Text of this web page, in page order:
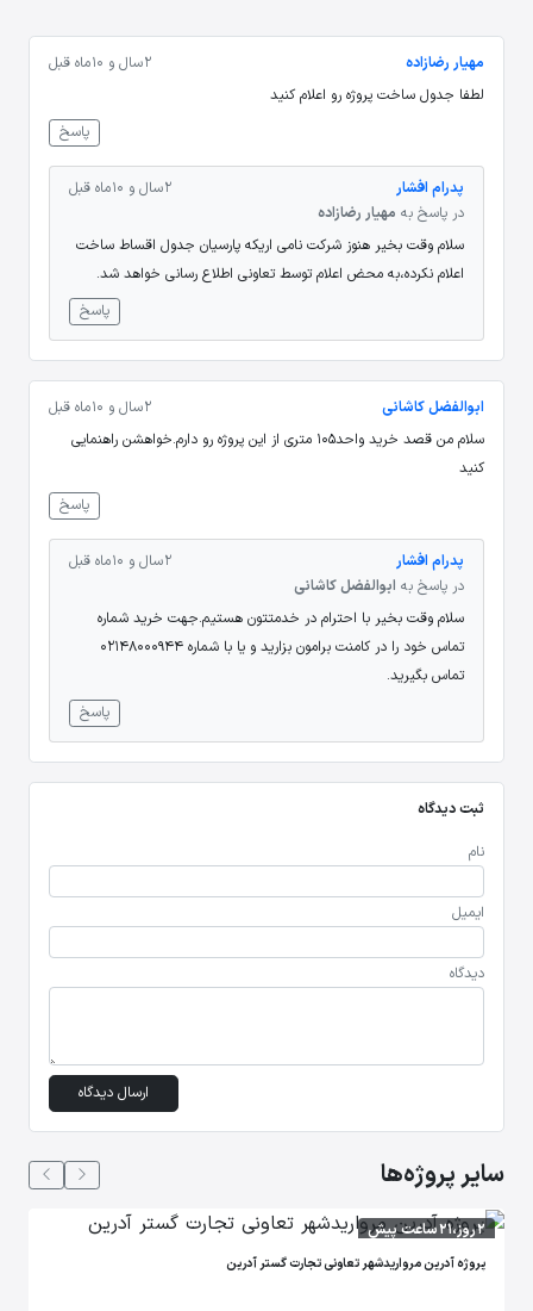
مهیار رضازاده
2 سال و 10 ماه قبل
لطفا جدول ساخت پروژه رو اعلام کنید
پاسخ
پدرام افشار
2 سال و 10 ماه قبل
در پاسخ به مهیار رضازاده
سلام وقت بخیر هنوز شرکت نامی اریکه پارسیان جدول اقساط ساخت
اعلام نکرده،به محض اعلام توسط تعاونی اطلاع رسانی خواهد شد.
پاسخ
ابوالفضل کاشانی
2 سال و 10 ماه قبل
سلام من قصد خرید واحد105 متری از این پروژه رو دارم.خواهشن راهنمایی
کنید
پاسخ
پدرام افشار
2 سال و 10 ماه قبل
در پاسخ به ابوالفضل کاشانی
سلام وقت بخیر با احترام در خدمتتون هستیم.جهت خرید شماره
تماس خود را در کامنت برامون بزارید و یا با شماره 02148000944
تماس بگیرید.
پاسخ
ثبت دیدگاه
نام
ایمیل
دیدگاه
ارسال دیدگاه
سایر پروژه‌ها
2 روز،21 ساعت پیش
پروژه آدرین مرواریدشهر تعاونی تجارت گستر آدرین